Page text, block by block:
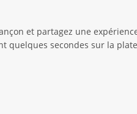
et partagez une
quelques secondes sur la